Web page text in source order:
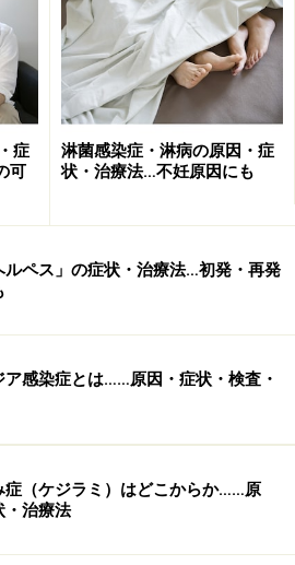
いても、健康診断などで陽性と診
ます。その際は検査方法を確認し
と良いでしょう。
ことで、初期の梅毒は完治しま
間は、初期の梅毒感染の場合は2
期の梅毒感染の場合は、8週間～
す。
たら医療機関へ
う。性病科、泌尿器科、内科、
を受ける事ができます。
症
可
淋菌感染症・淋病の原因・症
状・治療法…不妊原因にも
ルペス」の症状・治療法…初発・再発
ア感染症とは……原因・症状・検査・
症（ケジラミ）はどこからか……原
・治療法